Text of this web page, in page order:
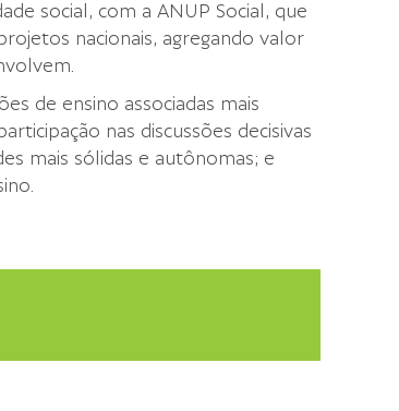
social, com a ANUP Social, que
nacionais, agregando valor
de ensino associadas mais
nas discussões decisivas
mais sólidas e autônomas; e